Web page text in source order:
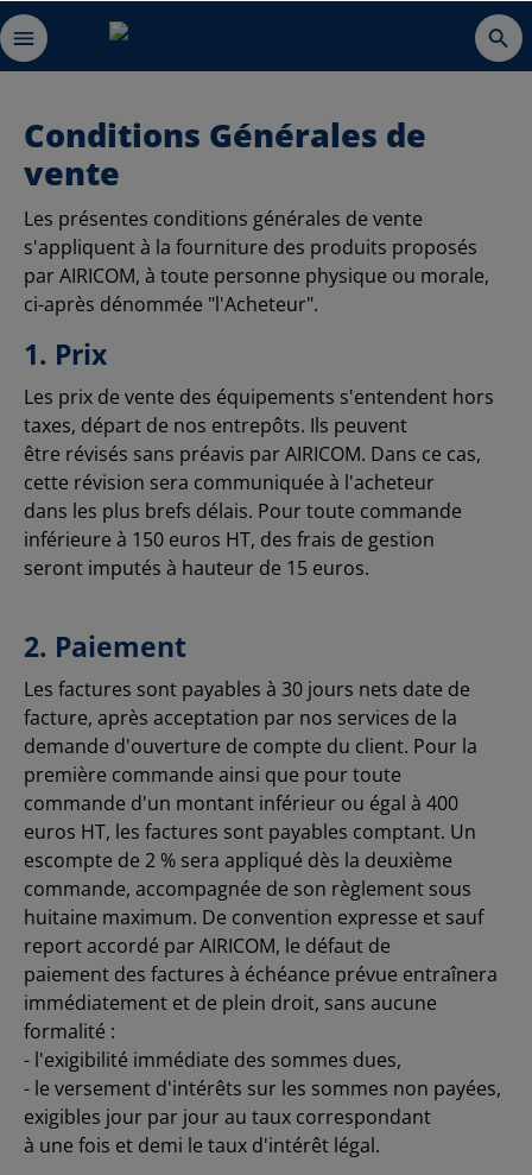
Conditions Générales de
vente
Les présentes conditions générales de vente
s'appliquent à la fourniture des produits proposés
par AIRICOM, à toute personne physique ou morale,
ci-après dénommée "l'Acheteur".
1. Prix
Les prix de vente des équipements s'entendent hors
taxes, départ de nos entrepôts. Ils peuvent
être révisés sans préavis par AIRICOM. Dans ce cas,
cette révision sera communiquée à l'acheteur
dans les plus brefs délais. Pour toute commande
inférieure à 150 euros HT, des frais de gestion
seront imputés à hauteur de 15 euros.
2. Paiement
Les factures sont payables à 30 jours nets date de
facture, après acceptation par nos services de la
demande d'ouverture de compte du client. Pour la
première commande ainsi que pour toute
commande d'un montant inférieur ou égal à 400
euros HT, les factures sont payables comptant. Un
escompte de 2 % sera appliqué dès la deuxième
commande, accompagnée de son règlement sous
huitaine maximum. De convention expresse et sauf
report accordé par AIRICOM, le défaut de
paiement des factures à échéance prévue entraînera
immédiatement et de plein droit, sans aucune
formalité :
- l'exigibilité immédiate des sommes dues,
- le versement d'intérêts sur les sommes non payées,
exigibles jour par jour au taux correspondant
à une fois et demi le taux d'intérêt légal.